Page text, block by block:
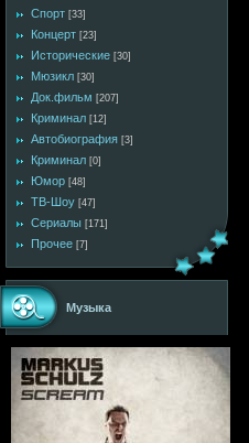
Спорт [33]
Концерт [23]
Исторические [30]
Мюзикл [30]
Док.фильм [207]
Криминал [12]
Автобиография [3]
Криминал [0]
Юмор [48]
ТВ-Шоу [47]
Сериалы [171]
Прочее [7]
Музыка